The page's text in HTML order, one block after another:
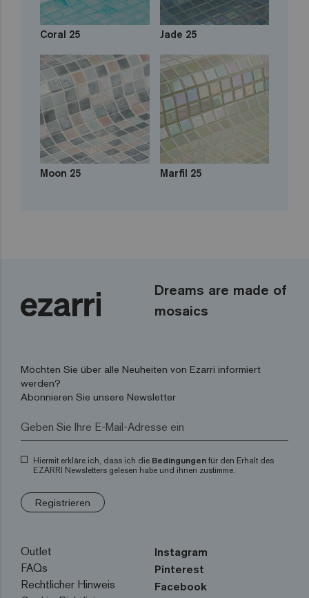
Coral 25 Jade 25
Moon 25 Marfil 25
Dreams are made of
mosaics
Möchten Sie über alle Neuheiten von Ezarri informiert
werden?
Abonnieren Sie unsere Newsletter
Hiermit erkläre ich, dass ich die Bedingungen für den Erhalt des
EZARRI Newsletters gelesen habe und ihnen zustimme.
Registrieren
Outlet
FAQs
Rechtlicher Hinweis
Instagram
Pinterest
Facebook